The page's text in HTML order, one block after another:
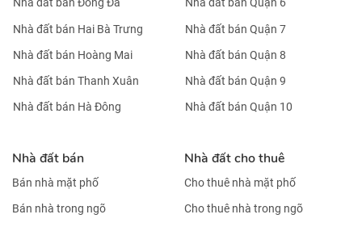
Nhà đất bán Đống Đa
Nhà đất bán Hai Bà Trưng
Nhà đất bán Hoàng Mai
Nhà đất bán Thanh Xuân
Nhà đất bán Hà Đông
Nhà đất bán Quận 6
Nhà đất bán Quận 7
Nhà đất bán Quận 8
Nhà đất bán Quận 9
Nhà đất bán Quận 10
Nhà đất bán
Bán nhà mặt phố
Bán nhà trong ngõ
Nhà đất cho thuê
Cho thuê nhà mặt phố
Cho thuê nhà trong ngõ